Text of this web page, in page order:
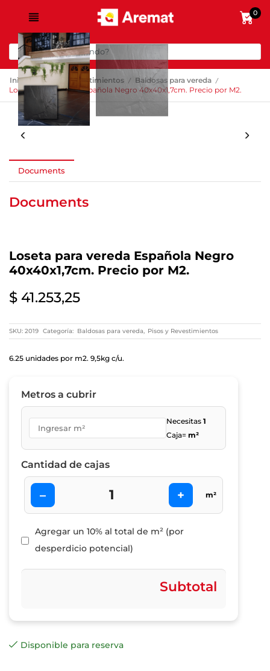
0
Inicio Pisos y Revestimientos / Baldosas para vereda /
Loseta para vereda Española Negro 40x40x1,7cm. Precio por M2.
Documents
Documents
Loseta para vereda Española Negro
40x40x1,7cm. Precio por M2.
$ 41.253,25
SKU: 2019 Categoría: Baldosas para vereda, Pisos y Revestimientos
6.25 unidades por m2. 9,5kg c/u.
Metros a cubrir
Necesitas1
Caja= m²
Cantidad de cajas
– + m²
Agregar un 10% al total de m² (por
desperdicio potencial)
Subtotal
Disponible para reserva